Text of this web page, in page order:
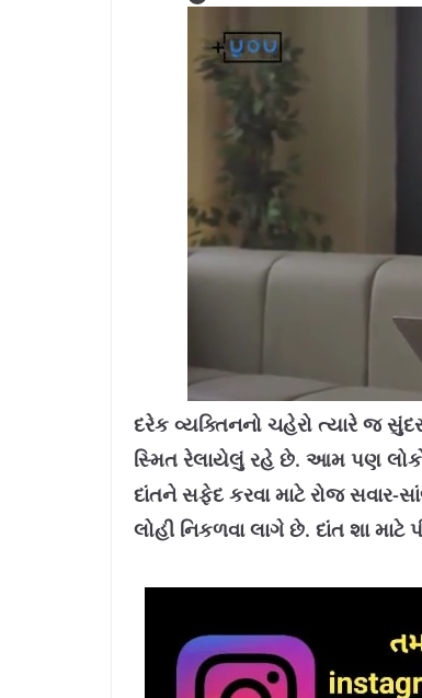
U
n
m
u
t
o
d
e
:
1
4
%
દરેક વ્યક્તિનનો ચહેરો ત્યારે જ
સ્મિત રેલાયેલું રહે છે. આમ પણ
દાંતને સફેદ કરવા માટે રોજ
લોહી નિકળવા લાગે છે. દાંત શા